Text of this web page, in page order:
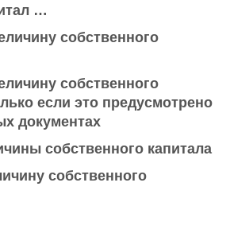
…
собственного
собственного
если это предусмотрено
документах
собственного капитала
собственного